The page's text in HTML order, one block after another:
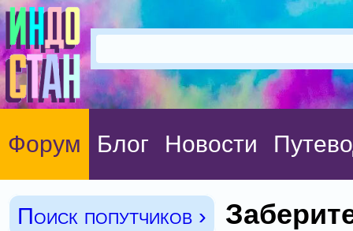
Форум Блог Новости
Поиск попутчиков ›